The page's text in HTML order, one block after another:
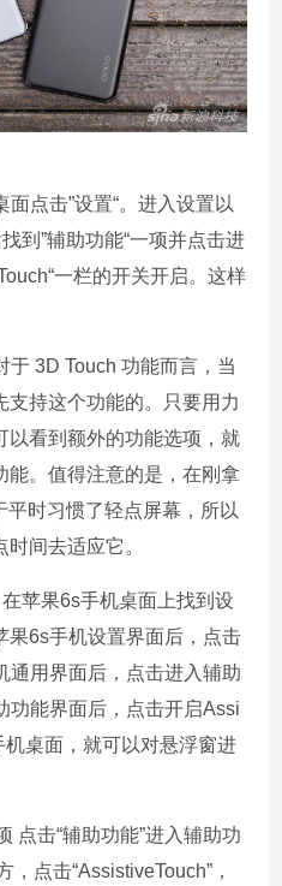
点击”设置“。进入设置以
到”辅助功能“一项并点击进
一栏的开关开启。这样
于 3D Touch 功能而言，当
持这个功能的。只要用力
以看到额外的功能选项，就
能。值得注意的是，在刚拿
时习惯了轻点屏幕，所以
间去适应它。
苹果6s手机桌面上找到设
果6s手机设置界面后，点击
通用界面后，点击进入辅助
功能界面后，点击开启Assi
桌面，就可以对悬浮窗进
点击“辅助功能”进入辅助功
点击“AssistiveTouch”，